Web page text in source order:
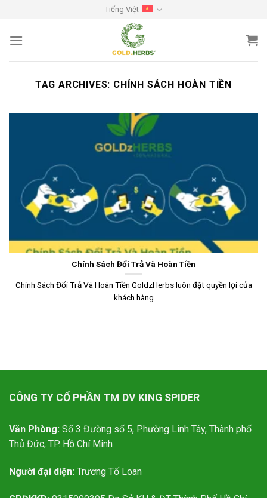
content
Tiếng Việt
TAG ARCHIVES: CHÍNH SÁCH HOÀN TIỀN
Chính Sách Đổi Trả Và Hoàn Tiền
Chính Sách Đổi Trả Và Hoàn Tiền GoldzHerbs luôn đặt quyền lợi của
khách hàng
CÔNG TY CỔ PHẦN TM DV KING SPIDER
Văn Phòng: Số 3 Đường số 5, Phường Linh Tây, Thành phố
Thủ Đức, TP. Hồ Chí Minh
Người đại diện: Trương Tố Loan